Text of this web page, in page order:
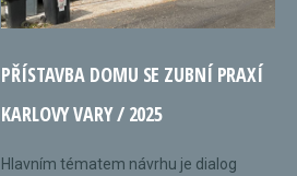
PŘÍSTAVBA DOMU SE ZUBNÍ PRAXÍ
KARLOVY VARY / 2025
Hlavním tématem návrhu je dialog